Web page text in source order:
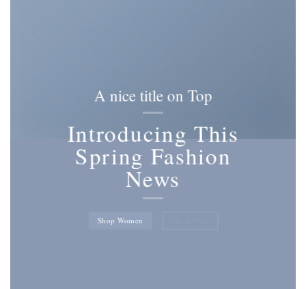
A nice title on Top
Introducing This
Spring Fashion
News
Shop Women